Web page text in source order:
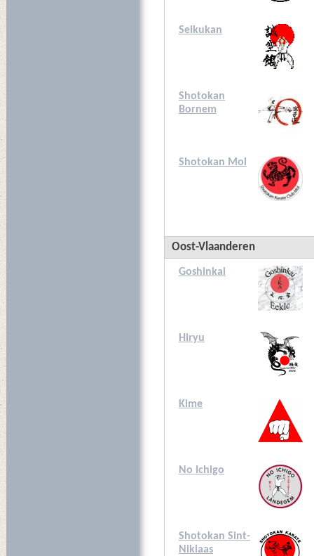
Seikukan
Shotokan
Bornem
Shotokan Mol
Oost-Vlaanderen
Goshinkai
Hiryu
Kime
No Ichigo
Shotokan Sint-
Niklaas